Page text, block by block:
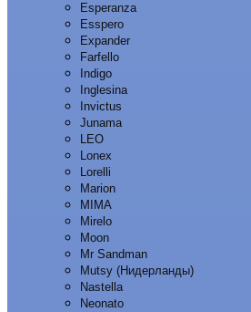
Esperanza
Esspero
Expander
Farfello
Indigo
Inglesina
Invictus
Junama
LEO
Lonex
Lorelli
Marion
MIMA
Mirelo
Moon
Mr Sandman
Mutsy (Нидерланды)
Nastella
Neonato